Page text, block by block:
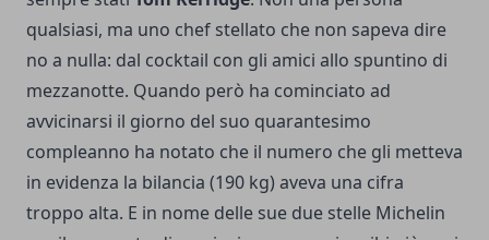
qualsiasi, ma uno chef stellato che non sapeva dire
no a nulla: dal cocktail con gli amici allo spuntino di
mezzanotte. Quando però ha cominciato ad
avvicinarsi il giorno del suo quarantesimo
compleanno ha notato che il numero che gli metteva
in evidenza la bilancia (190 kg) aveva una cifra
troppo alta. E in nome delle sue due stelle Michelin